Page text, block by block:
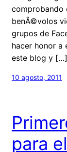
comprobando
benÃ©volos
grupos de
hacer honor a
este blog y […]
10 agosto, 2011
para